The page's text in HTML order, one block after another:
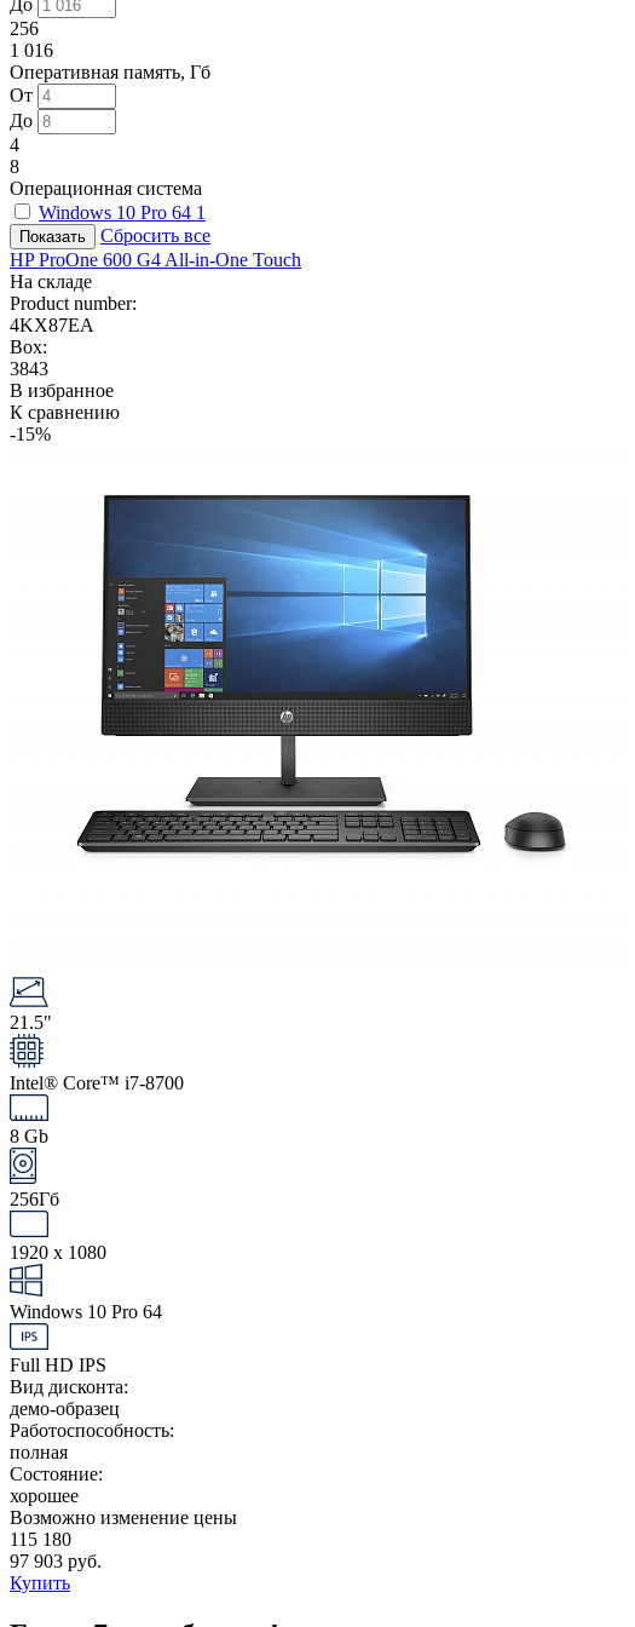
256
1 016
Оперативная память, Гб
От
До
4
8
Операционная система
Windows 10 Pro 64 1
Сбросить все
HP ProOne 600 G4 All-in-One Touch
На складе
Product number:
4KX87EA
Box:
3843
В избранное
К сравнению
-15%
21.5"
Intel® Core™ i7-8700
8 Gb
256Гб
1920 x 1080
Windows 10 Pro 64
Full HD IPS
Вид дисконта:
демо-образец
Работоспособность:
полная
Состояние:
хорошее
Возможно изменение цены
115 180
97 903 руб.
Купить